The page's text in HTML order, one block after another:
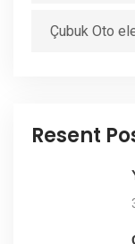
Çubuk Oto
Resent